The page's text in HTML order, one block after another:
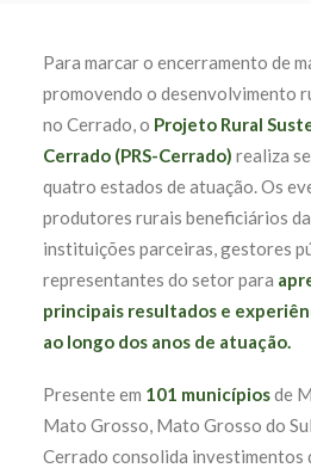
Para marcar o encerramento de
promovendo o desenvolvimento
no Cerrado, o Projeto Rural
Cerrado (PRS-Cerrado) realiza
quatro estados de atuação. Os
produtores rurais beneficiários
instituições parceiras, gestores
representantes do setor para
principais resultados e
ao longo dos anos de atuação.
Presente em 101 municípiosde
Mato Grosso, Mato Grosso do
Cerrado consolida investimentos